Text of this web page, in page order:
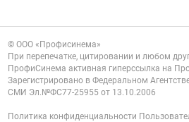
© ООО «Профисинема»
При перепечатке, цитировании и любом
ПрофиСинема активная гиперссылка на
Зарегистрировано в Федеральном
СМИ Эл.№ФС77-25955 от 13.10.2006
Политика конфиденциальности